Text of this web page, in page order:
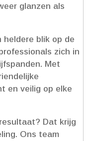
glanzen als
heldere blik op de
zich in
Met
en veilig op elke
Dat krijg
Ons team